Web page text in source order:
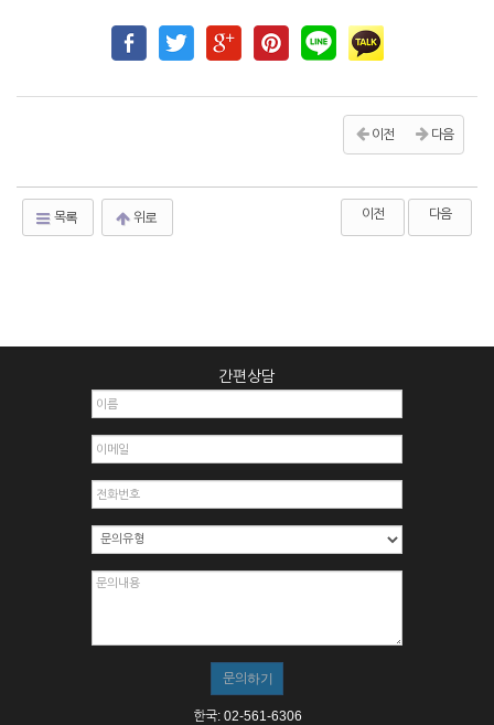
이전 다음
목록 위로 이전 다음
간편상담
한국: 02-561-6306